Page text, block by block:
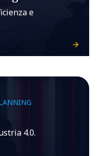
e
4.0.